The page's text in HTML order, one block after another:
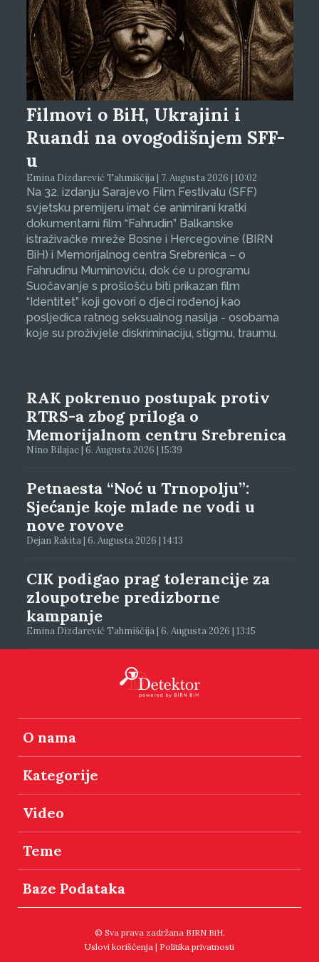
Filmovi o BiH, Ukrajini i
Ruandi na ovogodišnjem SFF-
u
Emina Dizdarević Tahmiščija | 7. Augusta 2026 | 10:02
Na 32. izdanju Sarajevo Film Festivalu (SFF)
svjetsku premijeru imat će animirani kratki
dokumentarni film “Fahrudin” Balkanske
istraživačke mreže Bosne i Hercegovine (BIRN
BiH) i Memorijalnog centra Srebrenica – o
Fahrudinu Muminoviću, dok će u programu
Suočavanje s prošlošću biti prikazan film
“Identitet” koji govori o djeci rođenoj kao
posljedica ratnog seksualnog nasilja - osobama
koje su proživjele diskriminaciju, stigmu, traumu.
RAK pokrenuo postupak protiv
RTRS-a zbog priloga o
Memorijalnom centru Srebrenica
Nino Bilajac | 6. Augusta 2026 | 15:39
Petnaesta “Noć u Trnopolju”:
Sjećanje koje mlade ne vodi u
nove rovove
Dejan Rakita | 6. Augusta 2026 | 14:13
CIK podigao prag tolerancije za
zloupotrebe predizborne
kampanje
Emina Dizdarević Tahmiščija | 6. Augusta 2026 | 13:15
O nama
Kategorije
Video
Teme
Baze Podataka
© Sva prava zadržana BIRN BiH.
Uslovi korišćenja | Politika privatnosti